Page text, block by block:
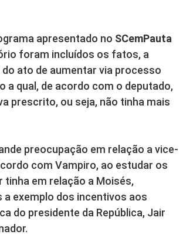
apresentado no SCemPauta
foram incluídos os fatos, a
ato de aumentar via processo
qual, de acordo com o deputado,
prescrito, ou seja, não tinha mais
preocupação em relação a vice-
com Vampiro, ao estudar os
tinha em relação a Moisés,
exemplo dos incentivos aos
do presidente da República, Jair